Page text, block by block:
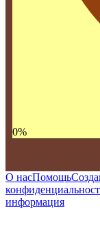
0%
О насПомощь
информация